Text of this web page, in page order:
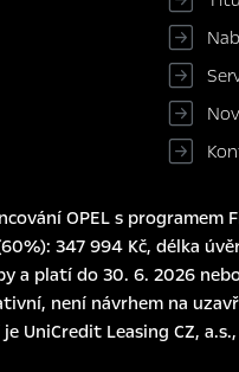
OPEL s programem
347 994 Kč, délka
a platí do 30. 6. 2026
není návrhem na
UniCredit Leasing CZ,